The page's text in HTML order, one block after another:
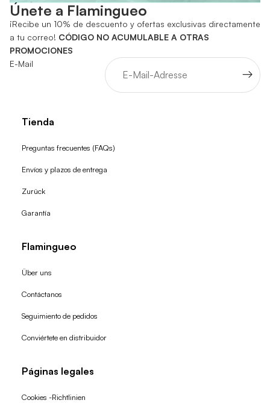
Únete a Flamingueo
¡Recibe un 10% de descuento y ofertas exclusivas directamente
a tu correo! CÓDIGO NO ACUMULABLE A OTRAS
PROMOCIONES
E-Mail
Tienda
Preguntas frecuentes (FAQs)
Envíos y plazos de entrega
Zurück
Garantía
Flamingueo
Über uns
Contáctanos
Seguimiento de pedidos
Conviértete en distribuidor
Páginas legales
Cookies -Richtlinien